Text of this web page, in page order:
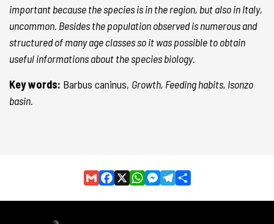
important because the species is in the region, but also in Italy,
uncommon. Besides the population observed is numerous and
structured of many age classes so it was possible to obtain
useful informations about the species biology.
Key words: Barbus caninus, Growth, Feeding habits, Isonzo
basin.